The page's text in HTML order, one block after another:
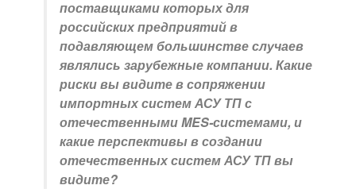
поставщиками которых для
российских предприятий в
подавляющем большинстве случаев
являлись зарубежные компании. Какие
риски вы видите в сопряжении
импортных систем АСУ ТП с
отечественными MES-системами, и
какие перспективы в создании
отечественных систем АСУ ТП вы
видите?